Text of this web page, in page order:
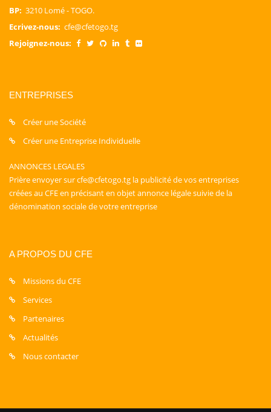
BP: 3210 Lomé - TOGO.
Ecrivez-nous: cfe@cfetogo.tg
Rejoignez-nous:
ENTREPRISES
Créer une Société
Créer une Entreprise Individuelle
ANNONCES LEGALES
Prière envoyer sur cfe@cfetogo.tg la publicité de vos entreprises
créées au CFE en précisant en objet annonce légale suivie de la
dénomination sociale de votre entreprise
A PROPOS DU CFE
Missions du CFE
Services
Partenaires
Actualités
Nous contacter